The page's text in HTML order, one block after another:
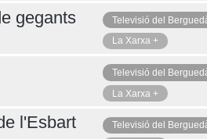
gegants
Televisió del
La Xarxa +
Televisió del
La Xarxa +
l'Esbart
Televisió del